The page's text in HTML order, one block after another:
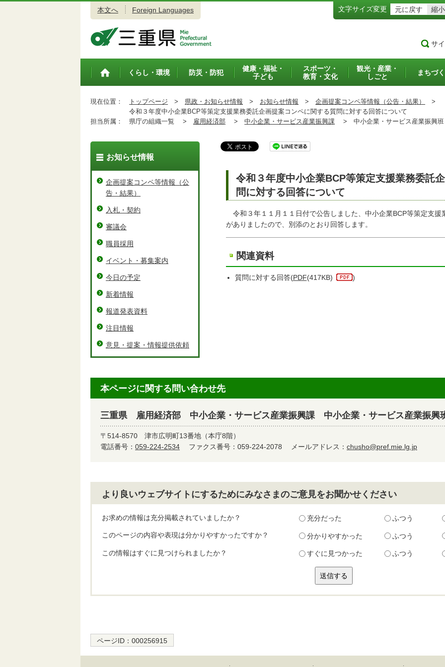
本文へ Foreign Languages 文字サイズ変更 元に戻す 縮小
サ
トップペ
くらし・環境 防災・防犯
健康・福祉・
子ども
スポーツ・
教育・文化
観光・産業・
しごと
まちづ
現在位置： トップページ > 県政・お知らせ情報 > お知らせ情報 > 企画提案コンペ等情報（公告・結果）
>
令和３年度中小企業BCP等策定支援業務委託企画提案コンペに関する質問に対する回答について
担当所属：
県庁の組織一覧 > 雇用経済部 > 中小企業・サービス産業振興課 > 中小企業・サービス産業振興
令和３年度中小企業BCP等策定支援業務委託
問に対する回答について
令和３年１１月１１日付で公告しました、中小企業BCP等策定支援
がありましたので、別添のとおり回答します。
関連資料
質問に対する回答(PDF(417KB) )
お知らせ情報
企画提案コンペ等情報（公
告・結果）
入札・契約
審議会
職員採用
イベント・募集案内
今日の予定
新着情報
報道発表資料
注目情報
意見・提案・情報提供依頼
本ページに関する問い合わせ先
三重県 雇用経済部 中小企業・サービス産業振興課 中小企業・サービス産業振興
〒514-8570 津市広明町13番地（本庁8階）
電話番号： 059-224-2534 ファクス番号：059-224-2078 メールアドレス： chusho@pref.mie.lg.jp
より良いウェブサイトにするためにみなさまのご意見をお聞かせください
お求めの情報は充分掲載されていましたか？ 充分だった ふつう
このページの内容や表現は分かりやすかったですか？ 分かりやすかった ふつう
この情報はすぐに見つけられましたか？ すぐに見つかった ふつう
ページID： 000256915